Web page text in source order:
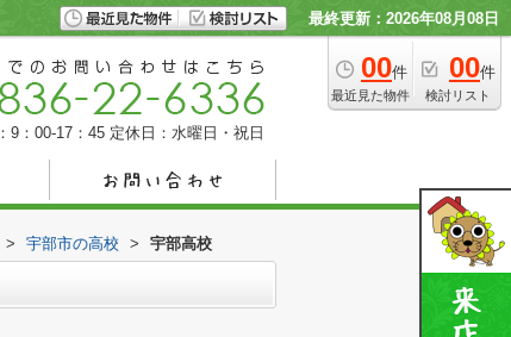
最終更新：2026年08月08日
00件
最近見た物件
00件
検討リスト
9：00-17：45 定休日：水曜日・祝日
> 宇部市の高校 > 宇部高校